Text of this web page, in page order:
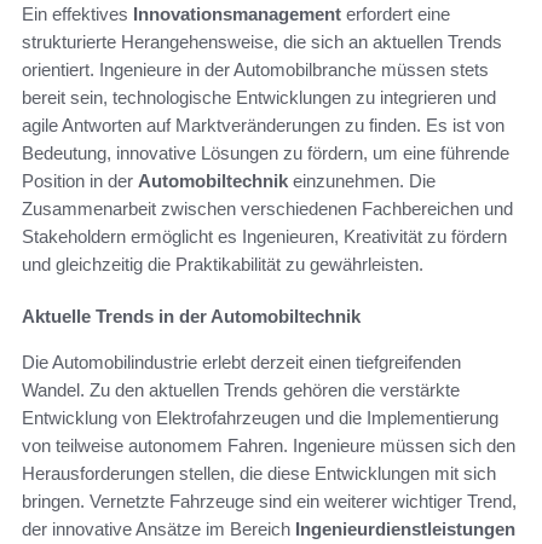
Ein effektives Innovationsmanagement erfordert eine
strukturierte Herangehensweise, die sich an aktuellen Trends
orientiert. Ingenieure in der Automobilbranche müssen stets
bereit sein, technologische Entwicklungen zu integrieren und
agile Antworten auf Marktveränderungen zu finden. Es ist von
Bedeutung, innovative Lösungen zu fördern, um eine führende
Position in der Automobiltechnik einzunehmen. Die
Zusammenarbeit zwischen verschiedenen Fachbereichen und
Stakeholdern ermöglicht es Ingenieuren, Kreativität zu fördern
und gleichzeitig die Praktikabilität zu gewährleisten.
Aktuelle Trends in der Automobiltechnik
Die Automobilindustrie erlebt derzeit einen tiefgreifenden
Wandel. Zu den aktuellen Trends gehören die verstärkte
Entwicklung von Elektrofahrzeugen und die Implementierung
von teilweise autonomem Fahren. Ingenieure müssen sich den
Herausforderungen stellen, die diese Entwicklungen mit sich
bringen. Vernetzte Fahrzeuge sind ein weiterer wichtiger Trend,
der innovative Ansätze im Bereich Ingenieurdienstleistungen